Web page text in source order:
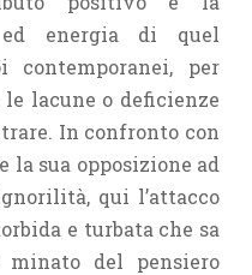
energia di quel
contemporanei, per
le lacune o deficienze
In confronto con
la sua opposizione ad
qui l’attacco
e turbata che sa
del pensiero